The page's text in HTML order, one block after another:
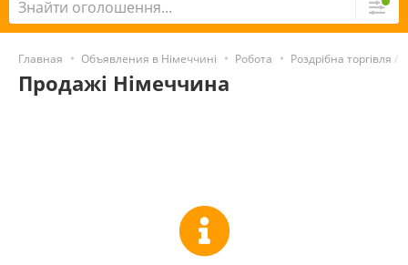
Главная Объявления в Німеччині Робота Роздрібна торгівля /
Продажі Німеччина